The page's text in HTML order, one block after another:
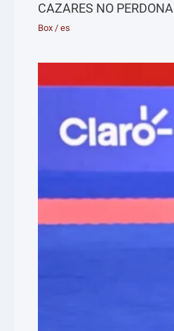
CAZARES NO PERDONA
Box /es